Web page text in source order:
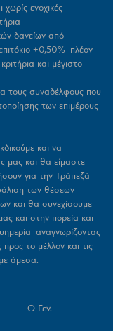
ενοχικές
δανείων από
+0,50% πλέον
και μέγιστο
τους συναδέλφους που
των επιμέρους
και να
μας και θα είμαστε
για την Τράπεζά
των θέσεων
και θα συνεχίσουμε
και στην πορεία και
αναγνωρίζοντας
το μέλλον και τις
άμεσα.
Γεν.